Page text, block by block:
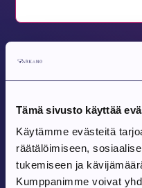
Tämä sivusto käyttää
Käytämme evästeitä
räätälöimiseen,
tukemiseen ja
Kumppanimme voivat
Jaa
Tulevat
Tapahtuma alkaa: